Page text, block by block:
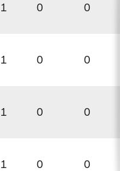
1 0 0
1 0 0
1 0 0
1 0 0